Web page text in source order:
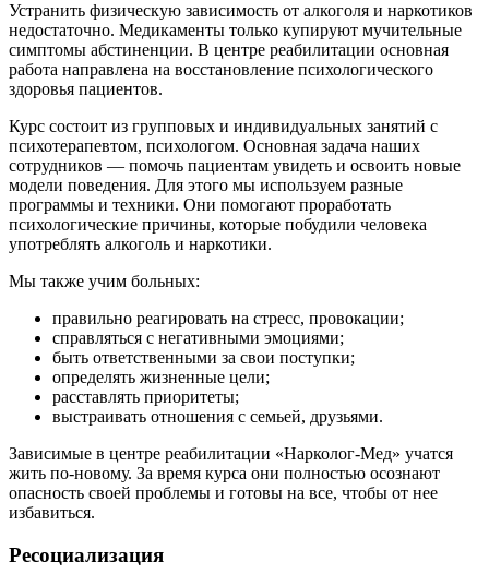
Устранить физическую зависимость от алкоголя и наркотиков
недостаточно. Медикаменты только купируют мучительные
симптомы абстиненции. В центре реабилитации основная
работа направлена на восстановление психологического
здоровья пациентов.
Курс состоит из групповых и индивидуальных занятий с
психотерапевтом, психологом. Основная задача наших
сотрудников — помочь пациентам увидеть и освоить новые
модели поведения. Для этого мы используем разные
программы и техники. Они помогают проработать
психологические причины, которые побудили человека
употреблять алкоголь и наркотики.
Мы также учим больных:
правильно реагировать на стресс, провокации;
справляться с негативными эмоциями;
быть ответственными за свои поступки;
определять жизненные цели;
расставлять приоритеты;
выстраивать отношения с семьей, друзьями.
Зависимые в центре реабилитации «Нарколог-Мед» учатся
жить по-новому. За время курса они полностью осознают
опасность своей проблемы и готовы на все, чтобы от нее
избавиться.
Ресоциализация